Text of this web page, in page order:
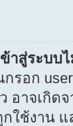
าสู่ระบบ
อก
าจเกิดจ
กใช้งาน